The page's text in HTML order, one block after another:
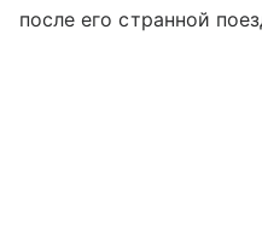
после его странной